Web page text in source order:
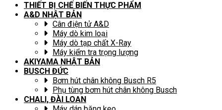
THIẾT BỊ CHẾ BIẾN THỰC PHẨM
A&D NHẬT BẢN
Cân điện tử A&D
Máy dò kim loại
Máy dò tạp chất X-Ray
Máy kiểm tra trọng lượng
AKIYAMA NHẬT BẢN
BUSCH ĐỨC
Bơm hút chân không Busch R5
Phụ tùng bơm hút chân không Busch
CHALI, ĐÀI LOAN